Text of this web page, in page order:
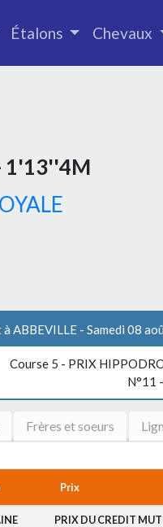
Étalons Chevaux
1'13''4M
ABBEVILLE - Samedi 08
Course 5 - PRIX
N°11
Frères et soeurs
Prix
PRIX DU CREDIT